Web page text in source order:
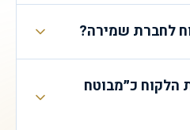
לחברת שמירה?
הלקוח כ״מבוטח